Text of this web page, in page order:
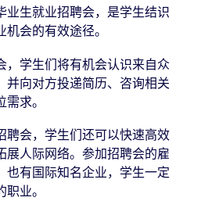
业生就业招聘会，是学生结识
会的有效途径。
，学生们将有机会认识来自众
并向对方投递简历、咨询相关
求。
聘会，学生们还可以快速高效
展人际网络。参加招聘会的雇
也有国际知名企业，学生一定
业。